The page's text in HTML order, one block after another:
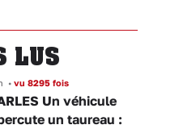
LUS
• vu 8295 fois
Un véhicule
un taureau :